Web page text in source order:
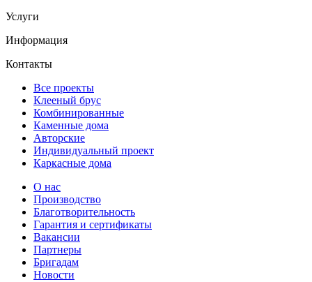
Услуги
Информация
Контакты
Все проекты
Клееный брус
Комбинированные
Каменные дома
Авторские
Индивидуальный проект
Каркасные дома
О нас
Производство
Благотворительность
Гарантия и сертификаты
Вакансии
Партнеры
Бригадам
Новости